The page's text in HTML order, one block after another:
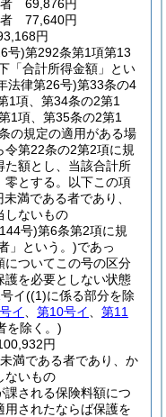
者 69,876円
者 77,640円
円
号)第292条第1項第13
「合計所得金額」とい
法律第26号)第33条の4
1項、第34条の2第1
1項、第35条の2第1
の規定の適用がある場
第22条の2第2項に規
た額とし、当該合計所
零とする。以下この項
満である者であり、
しないもの
号)第6条第2項に規
」という。)であっ
についてこの号の区分
護を必要としない状態
イ((1)に係る部分を除
イ 第10号イ
第11
を除く。)
円
満である者であり、か
ないもの
される保険料額につ
用されたならば保護を